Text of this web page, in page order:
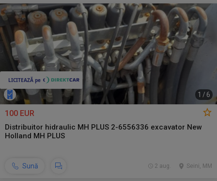
1 / 6
100 EUR
Distribuitor hidraulic MH PLUS 2-6556336 excavator New
Holland MH PLUS
Sună Seini, MM
2 aug.